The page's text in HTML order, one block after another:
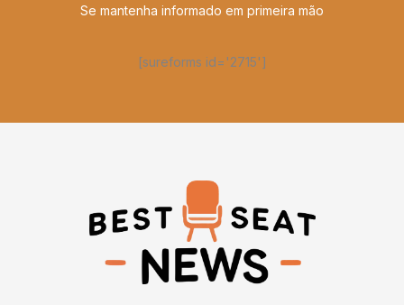
Se mantenha informado em primeira mão
[sureforms id='2715']